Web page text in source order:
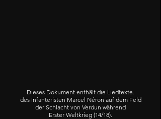
Dieses Dokument enthält die Liedtexte.
des Infanteristen Marcel Néron auf dem Feld
der Schlacht von Verdun während
Erster Weltkrieg (14/18).